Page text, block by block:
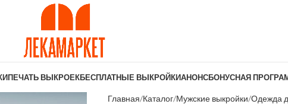
ПЕЧАТЬ ВЫКРОЕКБЕСПЛАТНЫЕ ВЫКРОЙКИАНОНСБОНУСНАЯ
Главная Каталог Мужские выкройки Одежда